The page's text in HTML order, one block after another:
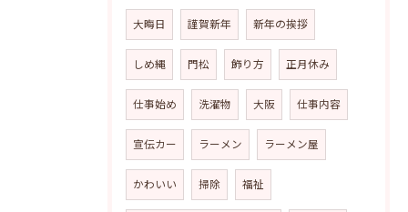
大晦日 謹賀新年 新年の挨拶
しめ縄 門松 飾り方 正月休み
仕事始め 洗濯物 大阪 仕事内容
宣伝カー ラーメン ラーメン屋
かわいい 掃除 福祉